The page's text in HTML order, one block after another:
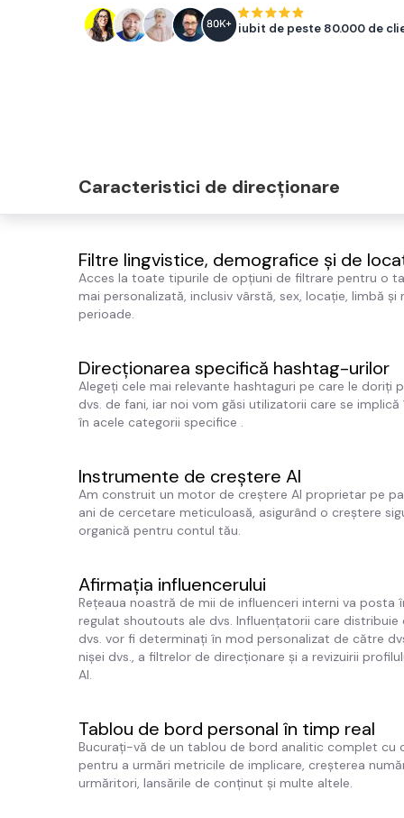
iubit de peste 80.000 de
Caracteristici de direcționare
Filtre lingvistice, demografice și de
Acces la toate tipurile de opțiuni de filtrare pentru o
mai personalizată, inclusiv vârstă, sex, locație, limbă și
perioade.
Direcționarea specifică hashtag-urilor
Alegeți cele mai relevante hashtaguri pe care le doriți
dvs. de fani, iar noi vom găsi utilizatorii care se
în acele categorii specifice .
Instrumente de creștere AI
Am construit un motor de creștere AI proprietar pe
ani de cercetare meticuloasă, asigurând o creștere
organică pentru contul tău.
Afirmația influencerului
Rețeaua noastră de mii de influenceri interni va posta
regulat shoutouts ale dvs. Influențatorii care distribuie
dvs. vor fi determinați în mod personalizat de către
nișei dvs., a filtrelor de direcționare și a revizuirii
AI.
Tablou de bord personal în timp real
Bucurați-vă de un tablou de bord analitic complet cu
pentru a urmări metricile de implicare, creșterea
urmăritori, lansările de conținut și multe altele.